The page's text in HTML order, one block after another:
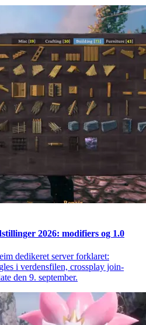
2026: modifiers og 1.0
dedikeret server forklaret:
i verdensfilen, crossplay join-
den 9. september.